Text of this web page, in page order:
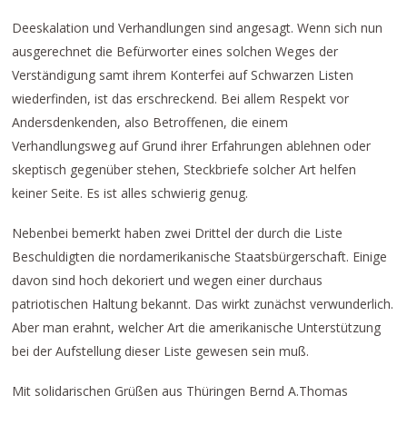
Deeskalation und Verhandlungen sind angesagt. Wenn sich nun
ausgerechnet die Befürworter eines solchen Weges der
Verständigung samt ihrem Konterfei auf Schwarzen Listen
wiederfinden, ist das erschreckend. Bei allem Respekt vor
Andersdenkenden, also Betroffenen, die einem
Verhandlungsweg auf Grund ihrer Erfahrungen ablehnen oder
skeptisch gegenüber stehen, Steckbriefe solcher Art helfen
keiner Seite. Es ist alles schwierig genug.
Nebenbei bemerkt haben zwei Drittel der durch die Liste
Beschuldigten die nordamerikanische Staatsbürgerschaft. Einige
davon sind hoch dekoriert und wegen einer durchaus
patriotischen Haltung bekannt. Das wirkt zunächst verwunderlich.
Aber man erahnt, welcher Art die amerikanische Unterstützung
bei der Aufstellung dieser Liste gewesen sein muß.
Mit solidarischen Grüßen aus Thüringen Bernd A.Thomas